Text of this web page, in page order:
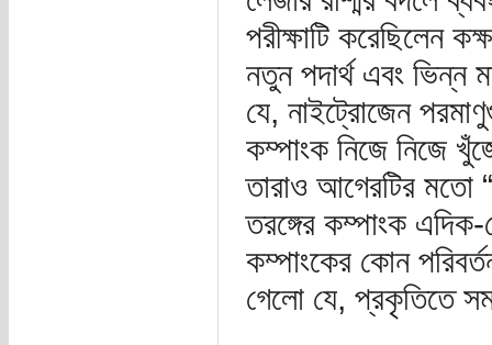
পরীক্ষাটি করেছিলেন
নতুন পদার্থ এবং ভিন্ন
যে, নাইট্রোজেন
কম্পাংক নিজে নিজে
তারাও আগেরটির মতো
তরঙ্গের কম্পাংক
কম্পাংকের কোন
গেলো যে, প্রকৃতিতে